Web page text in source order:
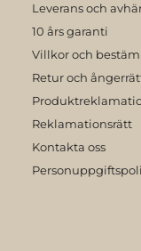
Leverans och
10 års garanti
Villkor och
Retur och
Reklamationsrätt
Kontakta oss